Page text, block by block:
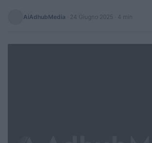
AiAdhubMedia 24 Giugno 2025 · 4 min